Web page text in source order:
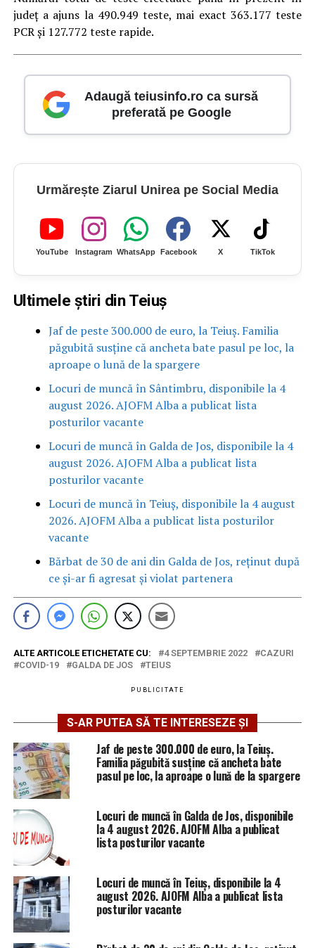
județ a ajuns la 490.949 teste, mai exact 363.177 teste
PCR și 127.772 teste rapide.
Adaugă teiusinfo.ro ca sursă
preferată pe Google
Urmărește Ziarul Unirea pe Social Media
YouTube Instagram WhatsApp Facebook X TikTok
Ultimele știri din Teiuș
Jaf de peste 300.000 de euro, la Teiuș. Familia
păgubită susține că ancheta bate pasul pe loc, la
aproape o lună de la spargere
Locuri de muncă în Sântimbru, disponibile la 4
august 2026. AJOFM Alba a publicat lista
posturilor vacante
Locuri de muncă în Galda de Jos, disponibile la 4
august 2026. AJOFM Alba a publicat lista
posturilor vacante
Locuri de muncă în Teiuș, disponibile la 4 august
2026. AJOFM Alba a publicat lista posturilor
vacante
Bărbat de 30 de ani din Galda de Jos, reținut după
ce și-ar fi agresat și violat partenera
ALTE ARTICOLE ETICHETATE CU: 4 SEPTEMBRIE 2022
CAZURI
COVID-19
GALDA DE JOS TEIUS
PUBLICITATE
S-AR PUTEA SĂ TE INTERESEZE ȘI
Jaf de peste 300.000 de euro, la Teiuș.
Familia păgubită susține că ancheta bate
pasul pe loc, la aproape o lună de la spargere
Locuri de muncă în Galda de Jos, disponibile
la 4 august 2026. AJOFM Alba a publicat
lista posturilor vacante
Locuri de muncă în Teiuș, disponibile la 4
august 2026. AJOFM Alba a publicat lista
posturilor vacante